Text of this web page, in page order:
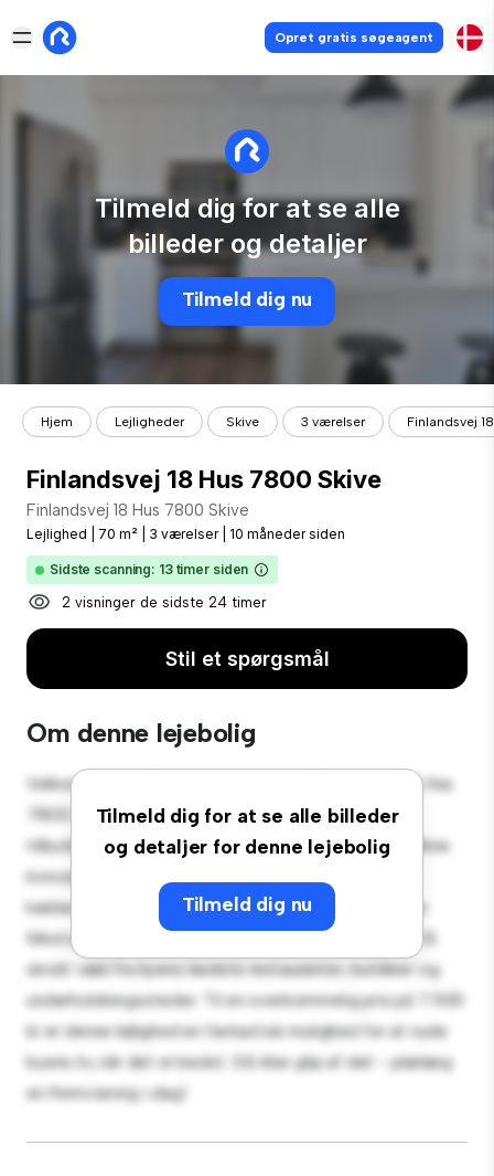
Opret gratis søgeagent
Tilmeld dig for at se alle
billeder og detaljer
Tilmeld dig nu
Hjem Lejligheder Skive 3 værelser Finlandsvej
Finlandsvej 18 Hus 7800 Skive
Finlandsvej 18 Hus 7800 Skive
Lejlighed 70 m² 3 værelser 10 måneder siden
Sidste scanning: 13 timer siden
2 visninger de sidste 24 timer
Stil et spørgsmål
Om denne lejebolig
Tilmeld dig for at se alle billeder
og detaljer for denne lejebolig
Tilmeld dig nu
Velkommen til dit nye byferiested på Finlandsvej 18 Hus
7800 Skive! Denne moderne 3-værelses lejlighed
tilbyder et stilfuldt og hyggeligt opholdsrum. Det åbne
koncept er perfekt til at underholde, og det slanke
køkken er udstyret med de bedste hårde hvidevarer.
Med sin førsteklasses beliggenhed vil du være kun få
skridt væk fra byens bedste restauranter, butikker og
underholdningssteder. Til en overkommelig pris på 7.500
kr er denne lejlighed en fantastisk mulighed for at nyde
byens liv, når det er bedst. Gå ikke glip af det - planlæg
en fremvisning i dag!